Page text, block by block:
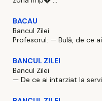
BACAU
Bancul Zilei
Profesorul: — Bulă, de ce
BANCUL ZILEI
Bancul Zilei
— De ce ai intarziat la